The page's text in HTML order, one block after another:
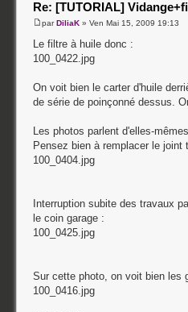
Re: [TUTORIAL]
parDiliaK » Ven Mai 15, 2009 19:13
Le filtre à huile donc :
100_0422.jpg
On voit bien le carter d'huile
de série de poinçonné dessus.
Les photos parlent d'elles-
Pensez bien à remplacer le
100_0404.jpg
Interruption subite des travaux
le coin garage :
100_0425.jpg
Sur cette photo, on voit bien les
100_0416.jpg